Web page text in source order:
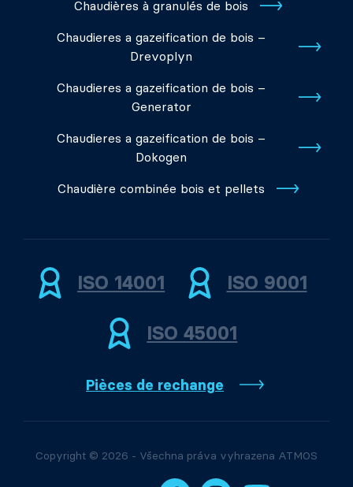
Chaudières à granulés de bois
Chaudieres a gazeification de bois –
Drevoplyn
Chaudieres a gazeification de bois –
Generator
Chaudieres a gazeification de bois –
Dokogen
Chaudière combinée bois et pellets
ISO 14001 ISO 9001
ISO 45001
Pièces de rechange
Copyright © 2026 - Všechna práva vyhrazena ATMOS